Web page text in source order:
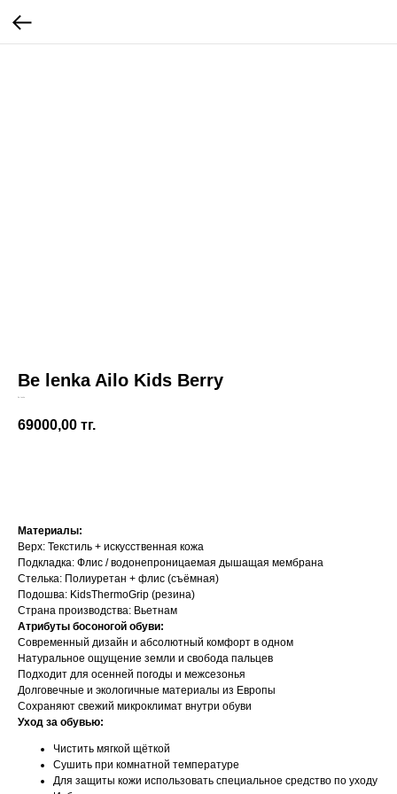
Be lenka Ailo Kids Berry
69000,00 тг.
Материалы:
Верх: Текстиль + искусственная кожа
Подкладка: Флис / водонепроницаемая дышащая мембрана
Стелька: Полиуретан + флис (съёмная)
Подошва: KidsThermoGrip (резина)
Страна производства: Вьетнам
Атрибуты босоногой обуви:
Современный дизайн и абсолютный комфорт в одном
Натуральное ощущение земли и свобода пальцев
Подходит для осенней погоды и межсезонья
Долговечные и экологичные материалы из Европы
Сохраняют свежий микроклимат внутри обуви
Уход за обувью:
Чистить мягкой щёткой
Сушить при комнатной температуре
Для защиты кожи использовать специальное средство по уходу